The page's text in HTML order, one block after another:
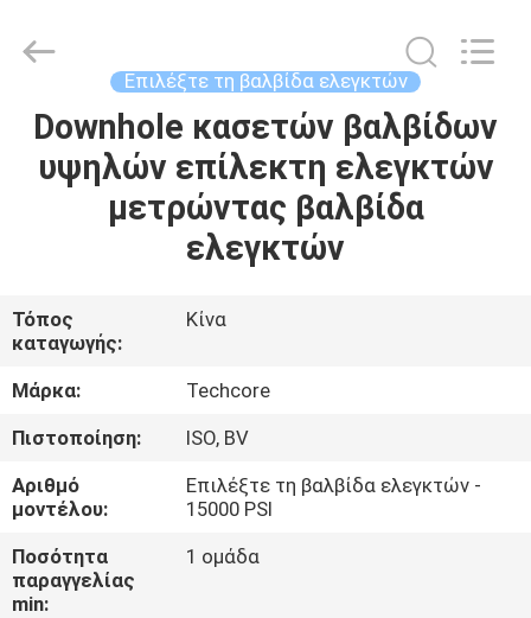
ΣΠΊΤΙ
ΠΡΟΪΌΝΤΑ
ΕΜΕΊΣ
ΓΎΡΟΣ
ΕΡΓΟΣΤΑΣΊΩΝ
ΠΟΙΟΤΙΚΌΣ
ΈΛΕΓΧΟΣ
Co.,Ltd,.
Επιλέξτε τη βαλβίδα ελεγκτών
Downhole κασετών βαλβίδων
υψηλών επίλεκτη ελεγκτών
μετρώντας βαλβίδα
ελεγκτών
Τόπος
καταγωγής:
Κίνα
Μάρκα:
Techcore
Πιστοποίηση:
ISO, BV
Αριθμό
μοντέλου:
Επιλέξτε τη βαλβίδα ελεγκτών -
15000 PSI
Ποσότητα
παραγγελίας
min:
1 ομάδα